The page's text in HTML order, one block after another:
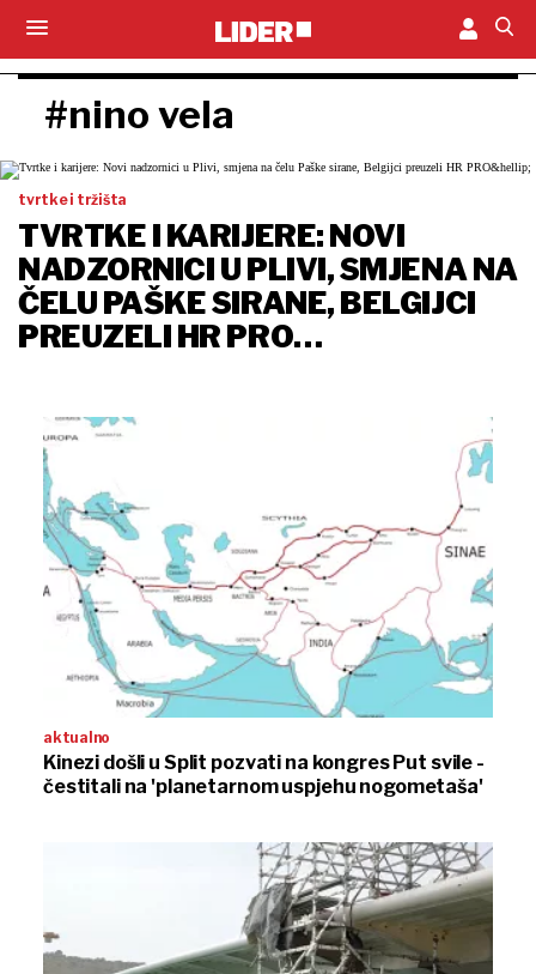
#nino vela
tvrtke i tržišta
TVRTKE I KARIJERE: NOVI
NADZORNICI U PLIVI, SMJENA NA
ČELU PAŠKE SIRANE, BELGIJCI
PREUZELI HR PRO…
aktualno
Kinezi došli u Split pozvati na kongres Put svile -
čestitali na 'planetarnom uspjehu nogometaša'